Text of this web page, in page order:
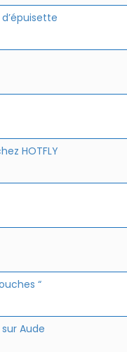
HOTFLY
“
Aude
5 / Fiches
Nymphe légère